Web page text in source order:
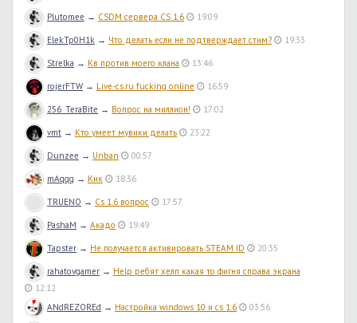
Plutomee → CSDM сервера CS 1.6 19:09
ElekTp0H1k → Что делать если не подтверждает стим? 19:33
Strelka → Кв против моего клана 13:46
rojerFTW → Live-cs.ru fucking online 16:59
256_TeraBite → Вопрос на миллион! 17:02
vmt → Кто умеет мувики делать 23:22
Dunzee → Unban 00:57
mAqqq → Кик 18:36
TRUENO → Cs 1.6 вопрос 17:57
PashaM → Акадо 19:49
Tapster → Не получается активировать STEAM ID 20:35
rahatovgamer → Help ребят хелп какая то фигня справа экрана
12:12
ANdREZOREd → Настройка windows 10 и cs 1.6 03:56